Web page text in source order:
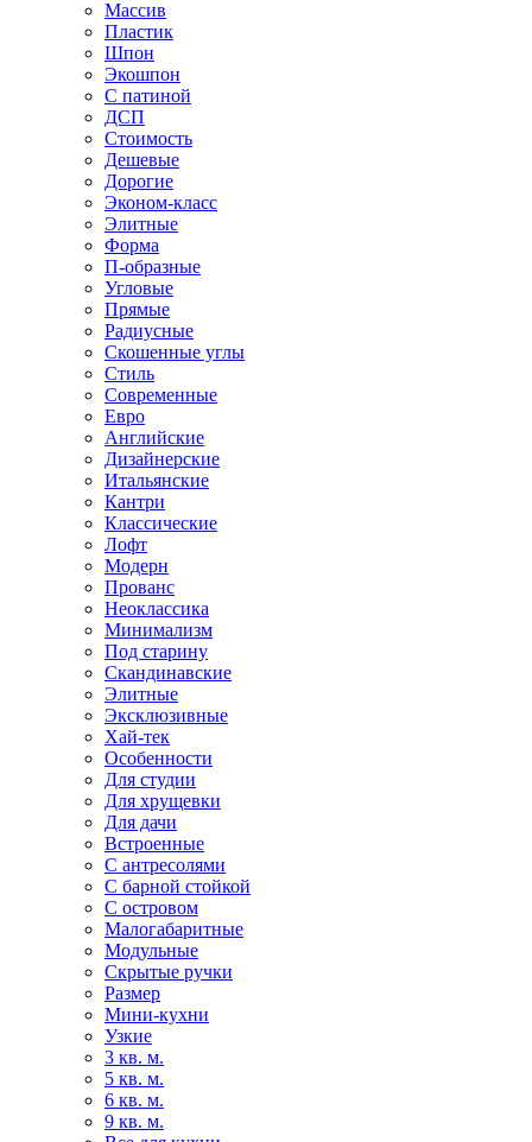
Массив
Пластик
Шпон
Экошпон
С патиной
ДСП
Стоимость
Дешевые
Дорогие
Эконом-класс
Элитные
Форма
П-образные
Угловые
Прямые
Радиусные
Скошенные углы
Стиль
Современные
Евро
Английские
Дизайнерские
Итальянские
Кантри
Классические
Лофт
Модерн
Прованс
Неоклассика
Минимализм
Под старину
Скандинавские
Элитные
Эксклюзивные
Хай-тек
Особенности
Для студии
Для хрущевки
Для дачи
Встроенные
С антресолями
С барной стойкой
С островом
Малогабаритные
Модульные
Скрытые ручки
Размер
Мини-кухни
Узкие
3 кв. м.
5 кв. м.
6 кв. м.
9 кв. м.